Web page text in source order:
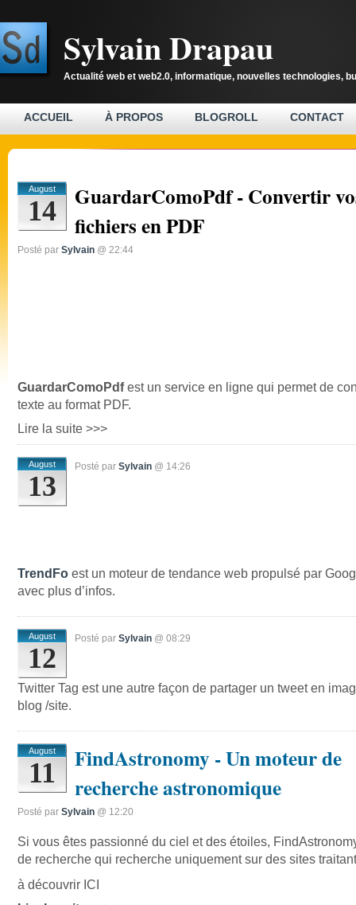
Sylvain Drapau
Actualité web et web2.0, informatique, nouvelles technologies,
ACCUEIL À PROPOS BLOGROLL CONTACT
August
14
GuardarComoPdf - Convertir
fichiers en PDF
Posté par Sylvain @ 22:44
GuardarComoPdfest un service en ligne qui permet de
texte au format PDF.
Lire la suite >>>
August
13
Posté par Sylvain @ 14:26
TrendFo est un moteur de tendance web propulsé par
avec plus d’infos.
August
12
Posté par Sylvain @ 08:29
Twitter Tag est une autre façon de partager un tweet en
blog /site.
August
11
FindAstronomy - Un moteur de
recherche astronomique
Posté par Sylvain @ 12:20
Si vous êtes passionné du ciel et des étoiles,
de recherche qui recherche uniquement sur des sites
à découvrir ICI